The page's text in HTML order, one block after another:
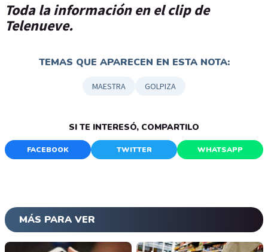
Toda la información en el clip de
Telenueve.
TEMAS QUE APARECEN EN ESTA NOTA:
MAESTRA GOLPIZA
SI TE INTERESÓ, COMPARTILO
FACEBOOK TWITTER WHATSAPP
MÁS PARA VER